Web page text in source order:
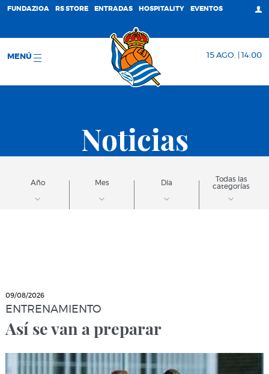
FUNDAZIOA RS STORE ENTRADAS HOSPITALITY EVENTOS
MENÚ 15 AGO. | 14:00
Noticias
Año Mes Día
Todas las
categorías
09/08/2026
ENTRENAMIENTO
Así se van a preparar